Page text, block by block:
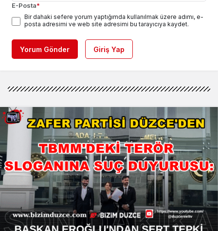
E-Posta*
Bir dahaki sefere yorum yaptığımda kullanılmak üzere adımı, e-
posta adresimi ve web site adresimi bu tarayıcıya kaydet.
Yorum Gönder Giriş Yap